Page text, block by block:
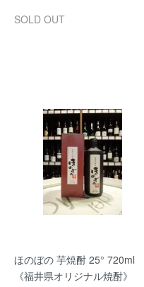
SOLD OUT
ほのぼの 芋焼酎 25° 720ml
《福井県オリジナル焼酎》